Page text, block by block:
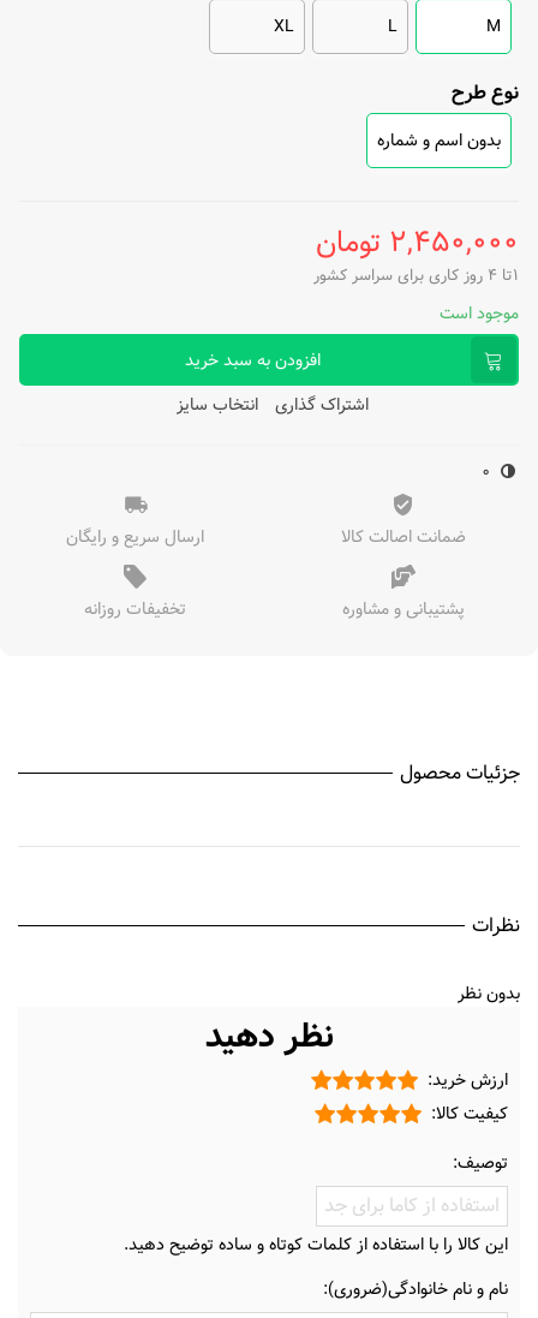
M
L
XL
نوع طرح
بدون اسم و شماره
2,450,000 تومان
1تا 4 روز کاری برای سراسر کشور
موجود است
افزودن به سبد خرید
اشتراک گذاری انتخاب سایز
0
ضمانت اصالت کالا ارسال سریع و رایگان
پشتیبانی و مشاوره تخفیفات روزانه
جزئیات محصول
نظرات
بدون نظر
نظر دهید
ارزش خرید:
کیفیت کالا:
توصیف:
این کالا را با استفاده از کلمات کوتاه و ساده توضیح دهید.
نام و نام خانوادگی(ضروری):